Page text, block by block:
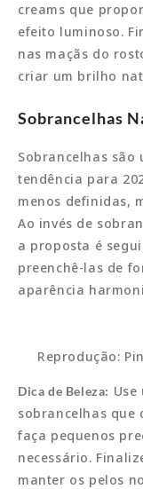
creams que
efeito luminoso.
nas maçãs do
criar um brilho
Sobrancelhas
Sobrancelhas são
tendência para
menos definidas,
Ao invés de
a proposta é
preenchê-las de
aparência
Reprodução:
Dica de Beleza:
sobrancelhas que
faça pequenos
necessário.
manter os pelos